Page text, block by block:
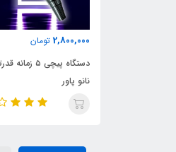
2,200,000 تومان
دستگاه نانو پیچی موشکی
رزگلد